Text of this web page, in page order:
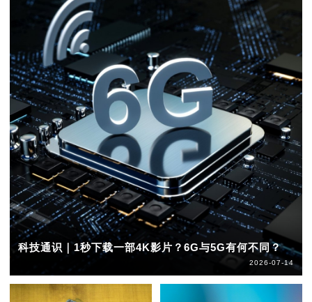
科技通识｜1秒下载一部4K影片？6G与5G有何不同？
2026-07-14